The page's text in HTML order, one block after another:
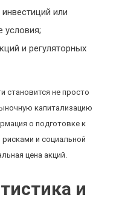
или
условия;
и регуляторных
становится не просто
капитализацию
о подготовке к
и социальной
цена акций.
и